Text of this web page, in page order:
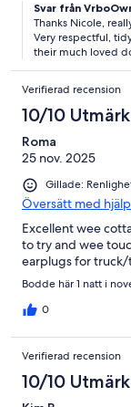
Svar från
Thanks Nicole,
Very respectful,
their much loved
Verifierad recension
10/10
Roma
25 nov. 2025
Gillade:
Översätt med
Excellent wee
to try and wee
earplugs for truck/
Bodde här 1 natt i
0
Verifierad recension
10/10